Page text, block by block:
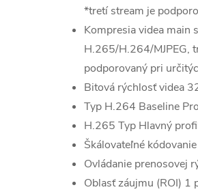
*tretí stream je
Kompresia videa main
H.265/H.264/MJPEG,
podporovaný pri
Bitová rýchlosť videa
Typ H.264 Baseline
H.265 Typ Hlavný
Škálovateľné
Ovládanie prenosovej
Oblasť záujmu (ROI) 1